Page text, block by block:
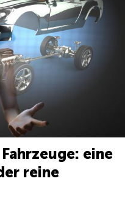
eine
reine